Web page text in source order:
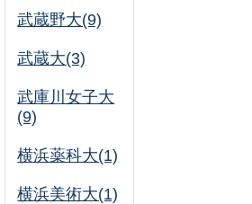
武蔵野大(9)
武蔵大(3)
武庫川女子大
(9)
横浜薬科大(1)
横浜美術大(1)